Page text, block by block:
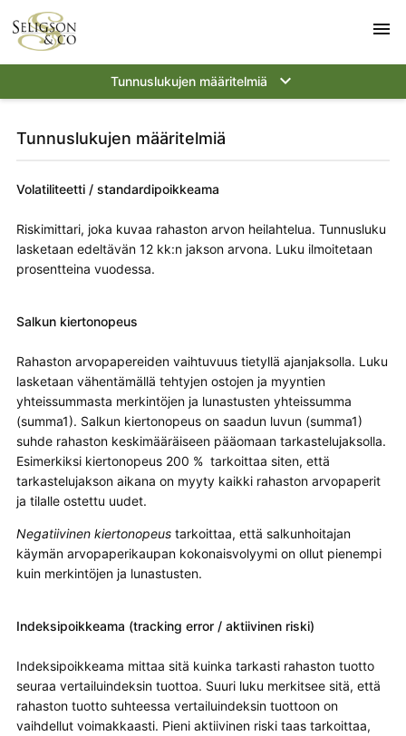
menu
Tunnuslukujen määritelmiä keyboard_arrow_down
Tunnuslukujen määritelmiä
Volatiliteetti / standardipoikkeama
Riskimittari, joka kuvaa rahaston arvon heilahtelua. Tunnusluku
lasketaan edeltävän 12 kk:n jakson arvona. Luku ilmoitetaan
prosentteina vuodessa.
Salkun kiertonopeus
Rahaston arvopapereiden vaihtuvuus tietyllä ajanjaksolla. Luku
lasketaan vähentämällä tehtyjen ostojen ja myyntien
yhteissummasta merkintöjen ja lunastusten yhteissumma
(summa1). Salkun kiertonopeus on saadun luvun (summa1)
suhde rahaston keskimääräiseen pääomaan tarkastelujaksolla.
Esimerkiksi kiertonopeus 200 % tarkoittaa siten, että
tarkastelujakson aikana on myyty kaikki rahaston arvopaperit
ja tilalle ostettu uudet.
Negatiivinen kiertonopeus tarkoittaa, että salkunhoitajan
käymän arvopaperikaupan kokonaisvolyymi on ollut pienempi
kuin merkintöjen ja lunastusten.
Indeksipoikkeama (tracking error / aktiivinen riski)
Indeksipoikkeama mittaa sitä kuinka tarkasti rahaston tuotto
seuraa vertailuindeksin tuottoa. Suuri luku merkitsee sitä, että
rahaston tuotto suhteessa vertailuindeksin tuottoon on
vaihdellut voimakkaasti. Pieni aktiivinen riski taas tarkoittaa,